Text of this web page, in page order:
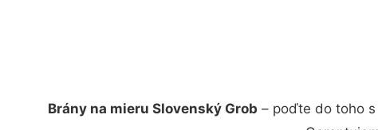
Brány na mieru Slovenský Grob – poďte do toho